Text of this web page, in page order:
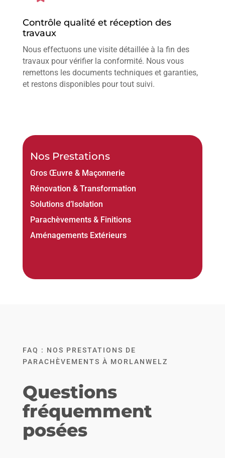
Contrôle qualité et réception des
travaux
Nous effectuons une visite détaillée à la fin des
travaux pour vérifier la conformité. Nous vous
remettons les documents techniques et garanties,
et restons disponibles pour tout suivi.
Nos Prestations
Gros Œuvre & Maçonnerie
Rénovation & Transformation
Solutions d’Isolation
Parachèvements & Finitions
Aménagements Extérieurs
FAQ : NOS PRESTATIONS DE
PARACHÈVEMENTS À MORLANWELZ
Questions
fréquemment
posées